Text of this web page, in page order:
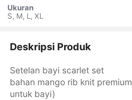
Ukuran
S, M, L, XL
Deskripsi Produk
Setelan bayi scarlet set
bahan mango rib knit
untuk bayi)